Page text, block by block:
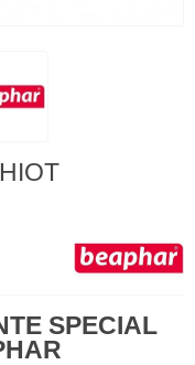
SPECIAL